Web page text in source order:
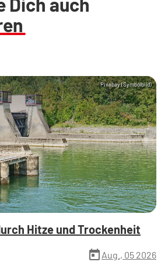
Pixabay (Symbolbild)
Hitze und Trockenheit
today Aug., 05 2026